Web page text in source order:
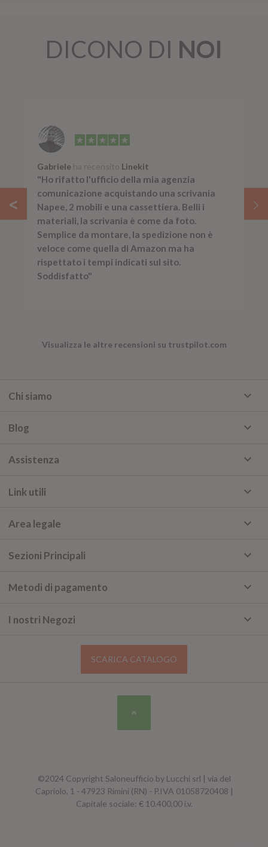
DICONO DI NOI
Gabriele ha recensito Linekit
"Ho rifatto l'ufficio della mia agenzia
comunicazione acquistando una scrivania
Napee, 2 mobili e una cassettiera. Belli i
materiali, la scrivania è come da foto.
Semplice da montare, la spedizione non è
veloce come quella di Amazon ma ha
rispettato i tempi indicati sul sito.
Soddisfatto"
Visualizza le altre recensioni su trustpilot.com
Chi siamo keyboard_arrow_down
Blog keyboard_arrow_down
Assistenza keyboard_arrow_down
Link utili keyboard_arrow_down
Area legale keyboard_arrow_down
Sezioni Principali keyboard_arrow_down
Metodi di pagamento keyboard_arrow_down
I nostri Negozi keyboard_arrow_down
SCARICA CATALOGO
©2024 Copyright Saloneufficio by Lucchi srl | via del
Capriolo, 1 - 47923 Rimini (RN) - P.IVA 01058720408 |
Capitale sociale: € 10.400,00 i.v.